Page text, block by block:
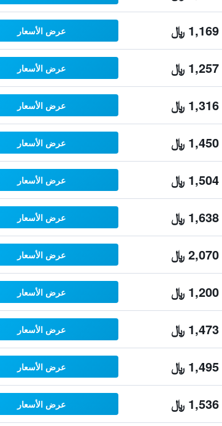
1,169 ﷼ عرض الأسعار
1,257 ﷼ عرض الأسعار
1,316 ﷼ عرض الأسعار
1,450 ﷼ عرض الأسعار
1,504 ﷼ عرض الأسعار
1,638 ﷼ عرض الأسعار
2,070 ﷼ عرض الأسعار
1,200 ﷼ عرض الأسعار
1,473 ﷼ عرض الأسعار
1,495 ﷼ عرض الأسعار
1,536 ﷼ عرض الأسعار